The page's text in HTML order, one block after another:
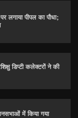
लगाया पीपल का पौधा;
डिप्टी कलेक्टरों ने की
में किया गया